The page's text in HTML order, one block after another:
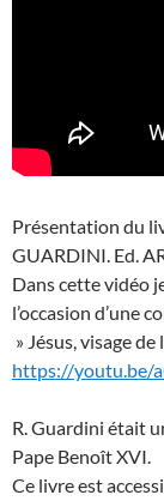
Présentation du
GUARDINI. Ed.
Dans cette vidéo
l’occasion d’une
» Jésus, visage
https://youtu.be/
R. Guardini était
Pape Benoît XVI.
Ce livre est